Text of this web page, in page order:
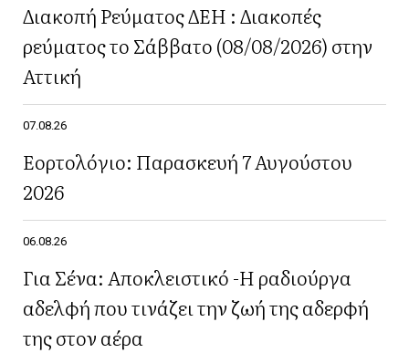
Διακοπή Ρεύματος ΔΕΗ : Διακοπές
ρεύματος το Σάββατο (08/08/2026) στην
Αττική
07.08.26
Εορτολόγιο: Παρασκευή 7 Αυγούστου
2026
06.08.26
Για Σένα: Αποκλειστικό -Η ραδιούργα
αδελφή που τινάζει την ζωή της αδερφή
της στον αέρα